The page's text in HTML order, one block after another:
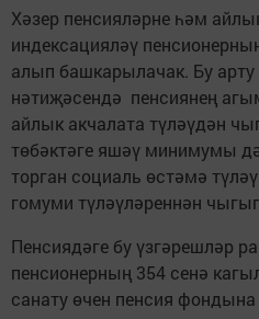
Хәзер пенсияләрне һәм
индексацияләү
алып башкарылачак. Бу
нәтиҗәсендә пенсиянең
айлык акчалата түләүдән
төбәктәге яшәү минимумы
торган социаль өстәмә
гомуми түләүләреннән
Пенсиядәге бу үзгәрешләр
пенсионерның 354 сенә
санату өчен пенсия